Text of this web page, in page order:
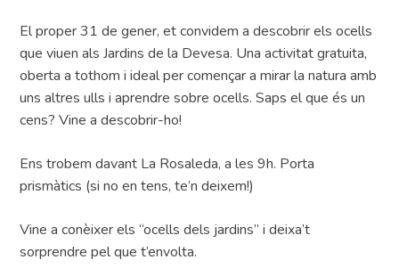
El proper 31 de gener, et convidem a descobrir els ocells
que viuen als Jardins de la Devesa. Una activitat gratuita,
oberta a tothom i ideal per començar a mirar la natura amb
uns altres ulls i aprendre sobre ocells. Saps el que és un
cens? Vine a descobrir-ho!
Ens trobem davant La Rosaleda, a les 9h. Porta
prismàtics (si no en tens, te’n deixem!)
Vine a conèixer els “ocells dels jardins” i deixa’t
sorprendre pel que t’envolta.